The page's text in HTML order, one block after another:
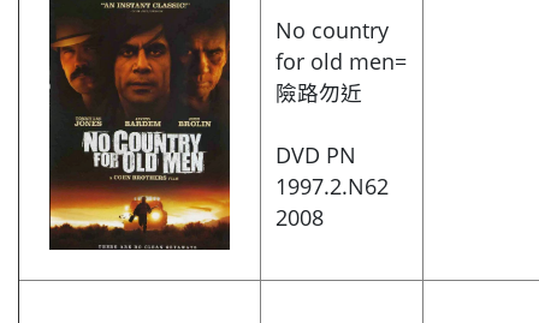
No country
for old men=
險路勿近
DVD PN
1997.2.N62
2008​